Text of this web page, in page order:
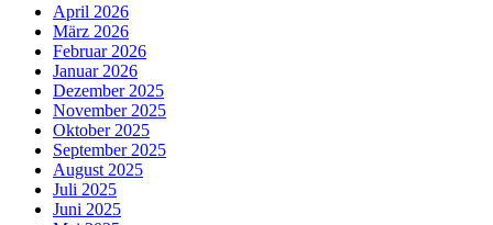
April 2026
März 2026
Februar 2026
Januar 2026
Dezember 2025
November 2025
Oktober 2025
September 2025
August 2025
Juli 2025
Juni 2025